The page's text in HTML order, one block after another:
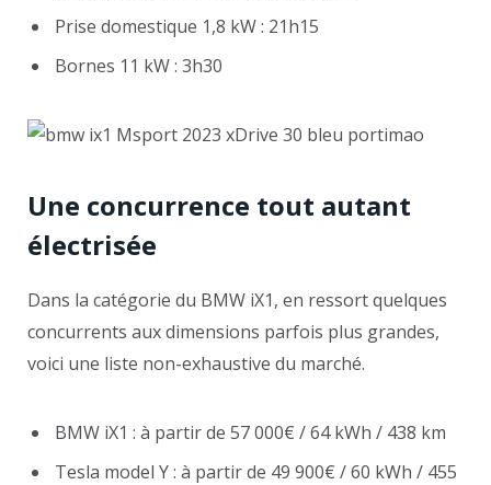
Prise domestique 1,8 kW : 21h15
Bornes 11 kW : 3h30
Une concurrence tout autant
électrisée
Dans la catégorie du BMW iX1, en ressort quelques
concurrents aux dimensions parfois plus grandes,
voici une liste non-exhaustive du marché.
BMW iX1 : à partir de 57 000€ / 64 kWh / 438 km
Tesla model Y : à partir de 49 900€ / 60 kWh / 455